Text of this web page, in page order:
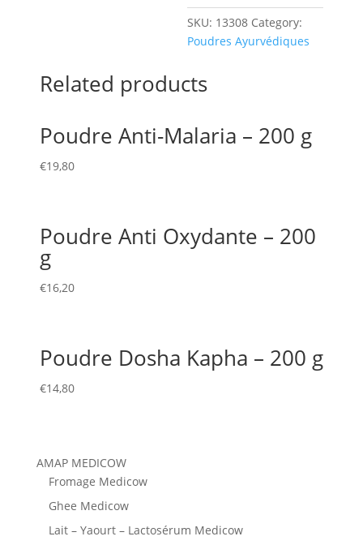
SKU: 13308 Category:
Poudres Ayurvédiques
Related products
Poudre Anti-Malaria – 200 g
€19,80
Poudre Anti Oxydante – 200
g
€16,20
Poudre Dosha Kapha – 200 g
€14,80
AMAP MEDICOW
Fromage Medicow
Ghee Medicow
Lait – Yaourt – Lactosérum Medicow